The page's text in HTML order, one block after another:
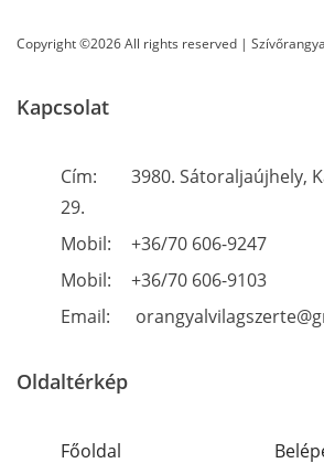
Copyright ©2026 All rights reserved |
Kapcsolat
Cím:
3980. Sátoraljaújhely,
29.
Mobil:
+36/70 606-9247
Mobil:
+36/70 606-9103
Email:
Oldaltérkép
Főoldal